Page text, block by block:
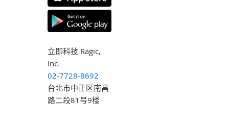
立即科技 Ragic,
Inc.
02-7728-8692
台北市中正区南昌
路二段81号9楼